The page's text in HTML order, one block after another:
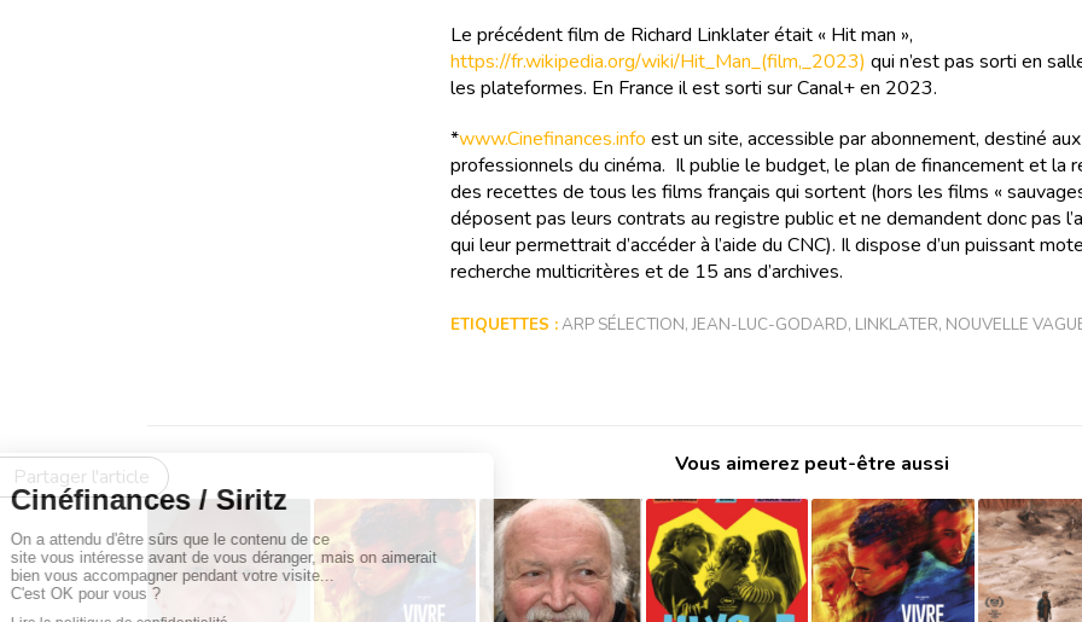
Partager l'article
Le précédent film de Richard Linklater était « Hit man »,
https://fr.wikipedia.org/wiki/Hit_Man_(film,_2023) qui n’est pas sorti en
les plateformes. En France il est sorti sur Canal+ en 2023.
*www.Cinefinances.info est un site, accessible par abonnement, destiné aux
professionnels du cinéma. Il publie le budget, le plan de financement et la
des recettes de tous les films français qui sortent (hors les films «
déposent pas leurs contrats au registre public et ne demandent donc pas
qui leur permettrait d’accéder à l’aide du CNC). Il dispose d’un puissant
recherche multicritères et de 15 ans d’archives.
ETIQUETTES :ARP SÉLECTION,JEAN-LUC-GODARD, LINKLATER, NOUVELLE
Vous aimerez peut-être aussi